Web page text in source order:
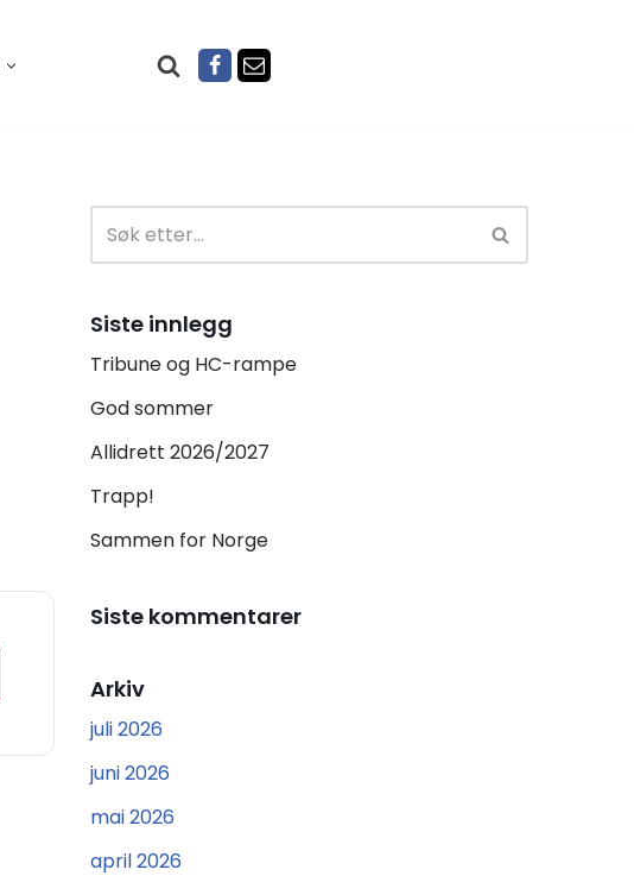
Siste innlegg
Tribune og HC-rampe
God sommer
Allidrett 2026/2027
Trapp!
Sammen for Norge
Siste kommentarer
Arkiv
juli 2026
juni 2026
mai 2026
april 2026